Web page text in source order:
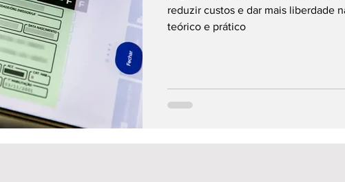
reduzir custos e dar mais liberdade
teórico e prático